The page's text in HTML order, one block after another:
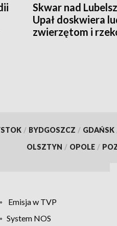
Skwar nad
Upał doskwiera
zwierzętom i
/ BYDGOSZCZ / GDAŃSK
OLSZTYN / OPOLE /
Emisja w TVP
System NOS